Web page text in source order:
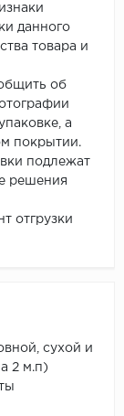
данного
товара и
об
а
покрытии.
подлежат
решения
отгрузки
сухой и
2 м.п)